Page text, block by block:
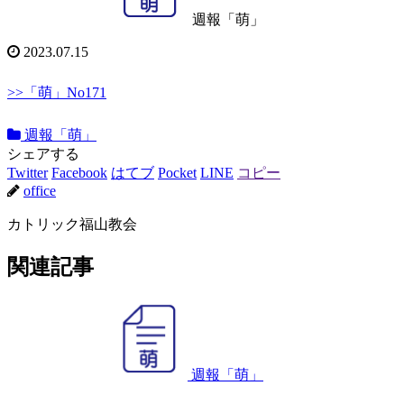
週報「萌」
2023.07.15
>>「萌」No171
週報「萌」
シェアする
Twitter Facebook はてブ Pocket LINE コピー
office
カトリック福山教会
関連記事
週報「萌」